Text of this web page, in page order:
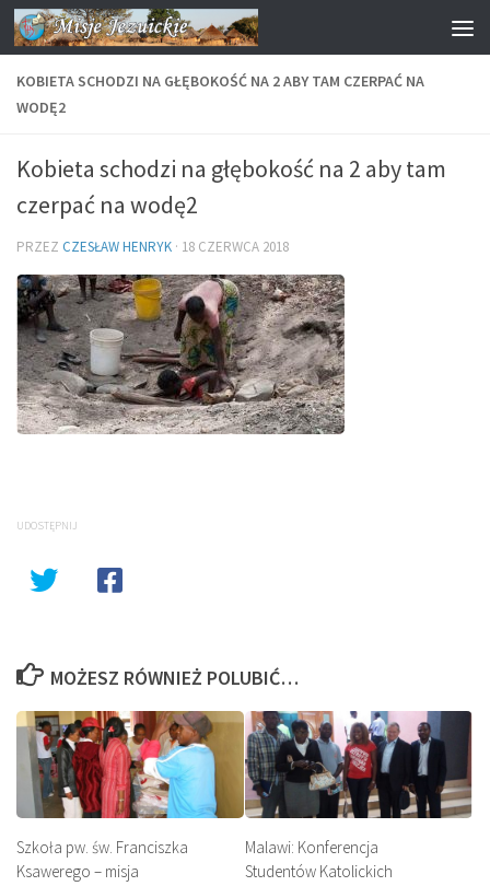
Przejdź do treści
KOBIETA SCHODZI NA GŁĘBOKOŚĆ NA 2 ABY TAM CZERPAĆ NA
WODĘ2
Kobieta schodzi na głębokość na 2 aby tam
czerpać na wodę2
PRZEZ CZESŁAW HENRYK · 18 CZERWCA 2018
UDOSTĘPNIJ
MOŻESZ RÓWNIEŻ POLUBIĆ…
Szkoła pw. św. Franciszka
Ksawerego – misja
Malawi: Konferencja
Studentów Katolickich